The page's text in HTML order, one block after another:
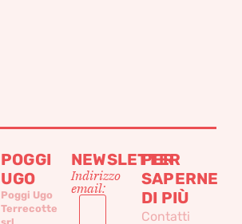
POGGI
UGO
Poggi Ugo
Terrecotte
NEWSLETTER
Indirizzo
email:
PER
SAPERNE
DI PIÙ
Contatti